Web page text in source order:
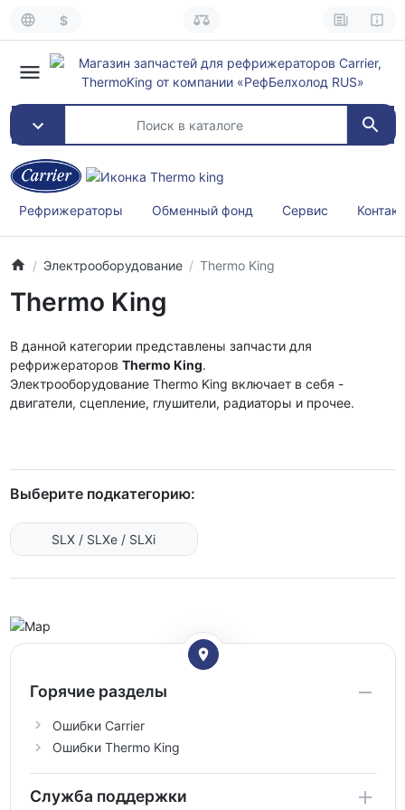
$
Рефрижераторы Обменный фонд Сервис
Электрооборудование Thermo King
Thermo King
В данной категории представлены запчасти для
рефрижераторов Thermo King.
Электрооборудование Thermo King включает в себя -
двигатели, сцепление, глушители, радиаторы и прочее.
Выберите подкатегорию:
SLX / SLXe / SLXi
Горячие разделы
Ошибки Carrier
Ошибки Thermo King
Служба поддержки